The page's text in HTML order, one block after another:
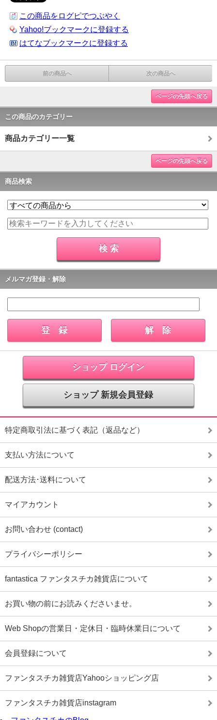
この商品をログピでつぶやく
Yahoo!ブックマークに登録する
はてなブックマークに登録する
前の商品へ 次の商品へ
ページの先頭へ戻る
この商品のカテゴリー
商品カテゴリー一覧
ページの先頭へ戻る
商品検索
メルマガ登録・解除
ショップ ログイン
ショップ 新規会員登録
特定商取引法に基づく表記（返品など）
支払い方法について
配送方法･送料について
マイアカウント
お問い合わせ (contact)
プライバシーポリシー
fantastica ファンタスチカ雑貨店について
お買い物の前にお読みくださいませ。
Web Shopの営業日・定休日・臨時休業日について
会員登録について
ファンタスチカ雑貨店Yahooショッピング店
ファンタスチカ雑貨店instagram